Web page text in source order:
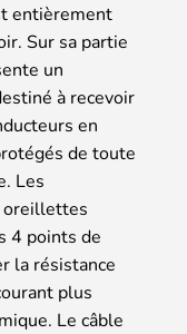
entièrement
Sur sa partie
un
à recevoir
en
de toute
Les
oreillettes
4 points de
la résistance
plus
Le câble